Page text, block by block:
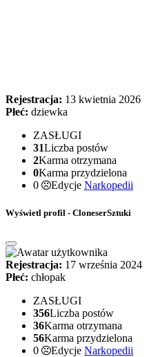
Rejestracja: 13 kwietnia 2026
Płeć: dziewka
ZASŁUGI
31Liczba postów
2Karma otrzymana
0Karma przydzielona
0
Edycje Narkopedii
Wyświetl profil - CloneserSztuki
Rejestracja: 17 września 2024
Płeć: chłopak
ZASŁUGI
356Liczba postów
36Karma otrzymana
56Karma przydzielona
0
Edycje Narkopedii